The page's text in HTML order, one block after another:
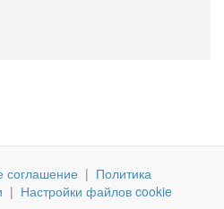
соглашение | Политика
| Настройки файлов cookie